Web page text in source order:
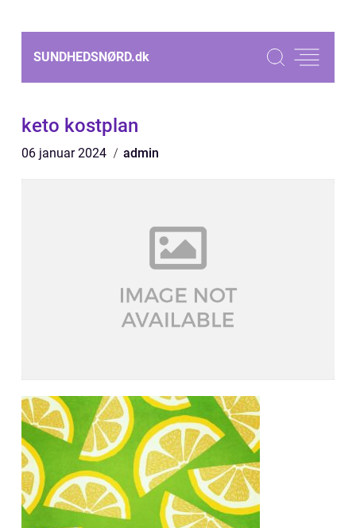
SUNDHEDSNØRD.dk
keto kostplan
06 januar 2024 admin